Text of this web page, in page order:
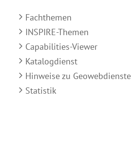
Fachthemen
INSPIRE-Themen
Capabilities-Viewer
Katalogdienst
Hinweise zu
Statistik